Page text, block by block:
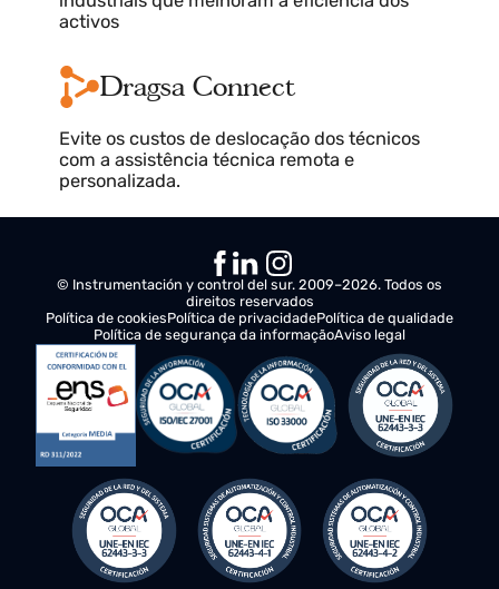
Análises, relatórios e gráficos com resultados
de desempenho e correcções de erros
críticos
Dragsa Automate
Automatização de tarefas e processos
industriais que melhoram a eficiência dos
activos
Dragsa Connect
Evite os custos de deslocação dos técnicos
com a assistência técnica remota e
personalizada.